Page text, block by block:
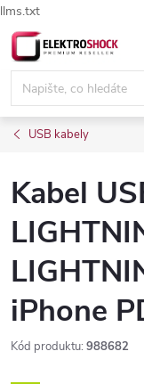
llms.txt
Přejít
na
obsah
USB kabely
Kabel
iPhone
Kód produktu: 988682